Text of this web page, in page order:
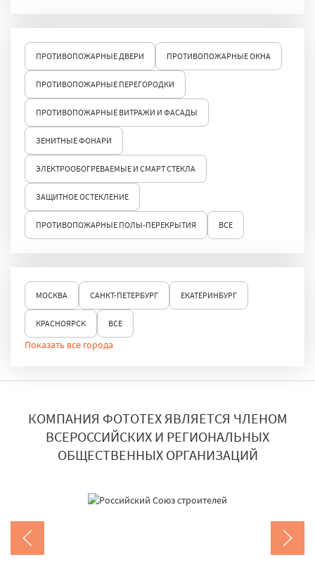
ПРОТИВОПОЖАРНЫЕ ДВЕРИ ПРОТИВОПОЖАРНЫЕ ОКНА
ПРОТИВОПОЖАРНЫЕ ПЕРЕГОРОДКИ
ПРОТИВОПОЖАРНЫЕ ВИТРАЖИ И ФАСАДЫ
ЗЕНИТНЫЕ ФОНАРИ
ЭЛЕКТРООБОГРЕВАЕМЫЕ И СМАРТ СТЕКЛА
ЗАЩИТНОЕ ОСТЕКЛЕНИЕ
ПРОТИВОПОЖАРНЫЕ ПОЛЫ-ПЕРЕКРЫТИЯ ВСЕ
МОСКВА САНКТ-ПЕТЕРБУРГ ЕКАТЕРИНБУРГ
КРАСНОЯРСК ВСЕ
Показать все города
КОМПАНИЯ ФОТОТЕХ ЯВЛЯЕТСЯ ЧЛЕНОМ
ВСЕРОССИЙСКИХ И РЕГИОНАЛЬНЫХ
ОБЩЕСТВЕННЫХ ОРГАНИЗАЦИЙ